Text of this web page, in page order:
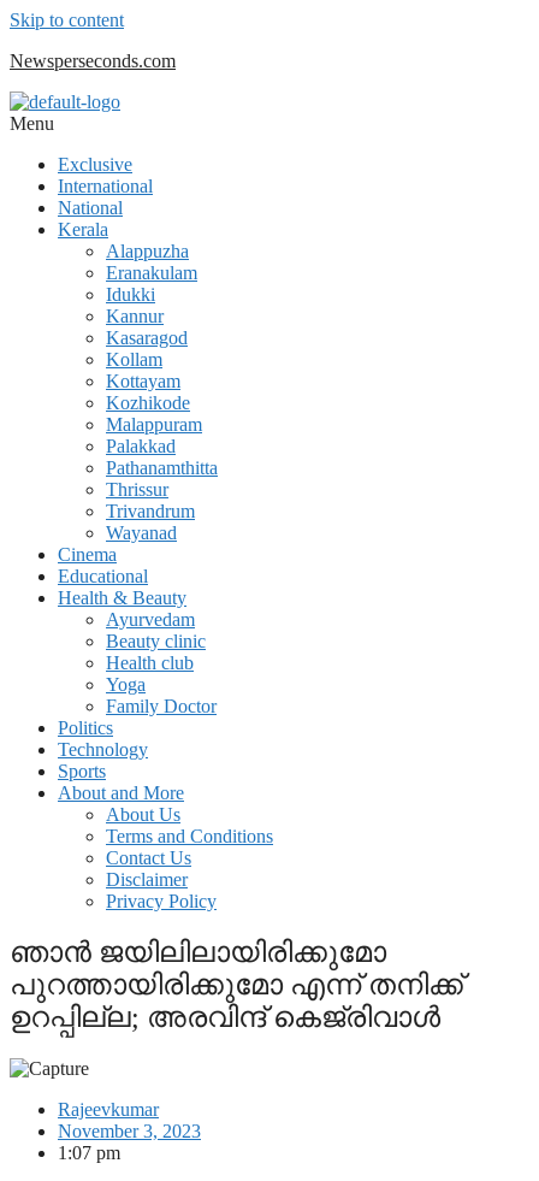
Skip to content
Newsperseconds.com
Menu
Exclusive
International
National
Kerala
Alappuzha
Eranakulam
Idukki
Kannur
Kasaragod
Kollam
Kottayam
Kozhikode
Malappuram
Palakkad
Pathanamthitta
Thrissur
Trivandrum
Wayanad
Cinema
Educational
Health & Beauty
Ayurvedam
Beauty clinic
Health club
Yoga
Family Doctor
Politics
Technology
Sports
About and More
About Us
Terms and Conditions
Contact Us
Disclaimer
Privacy Policy
ഞാന്‍ ജയിലിലായിരിക്കുമോ
പുറത്തായിരിക്കുമോ എന്ന് തനിക്ക്
ഉറപ്പില്ല; അരവിന്ദ് കെജ്‌രിവാള്‍
Rajeevkumar
November 3, 2023
1:07 pm